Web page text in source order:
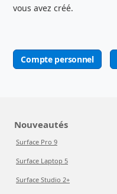
vous avez créé.
Compte personnel
Nouveautés
Surface Pro 9
Surface Laptop 5
Surface Studio 2+